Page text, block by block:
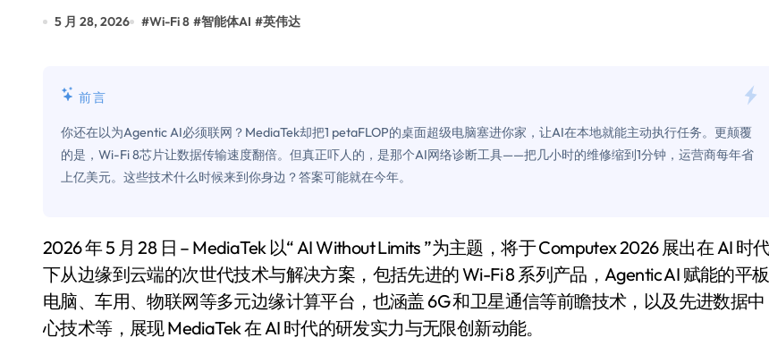
Windows 11家庭版和专业版，选错真的会后悔吗？
你的U盘格式对了吗？详解exFAT和NTFS的终极对决
轻到忽略不计 大疆Mini 2S内录实测，值不值得冲？
从“卖电视”到“定规则”：海信拿下RGB-Mini LED全球话语权
对不起胖东来，我先不学了——永辉的“休克疗法”宣告暂停
5 月 28, 2026 #Wi-Fi 8 #智能体AI #英伟达
前言
你还在以为Agentic AI必须联网？MediaTek却把1 petaFLOP的桌面超级电脑塞进你家，让AI在本地就能主动执行任务。更颠覆
的是，Wi-Fi 8芯片让数据传输速度翻倍。但真正吓人的，是那个AI网络诊断工具——把几小时的维修缩到1分钟，运营商每年省
上亿美元。这些技术什么时候来到你身边？答案可能就在今年。
2026 年 5 月 28 日 – MediaTek 以“ AI Without Limits ”为主题，将于 Computex 2026 展出在 AI 时代
下从边缘到云端的次世代技术与解决方案，包括先进的 Wi-Fi 8 系列产品，Agentic AI 赋能的平板
电脑、车用、物联网等多元边缘计算平台，也涵盖 6G 和卫星通信等前瞻技术，以及先进数据中
心技术等，展现 MediaTek 在 AI 时代的研发实力与无限创新动能。